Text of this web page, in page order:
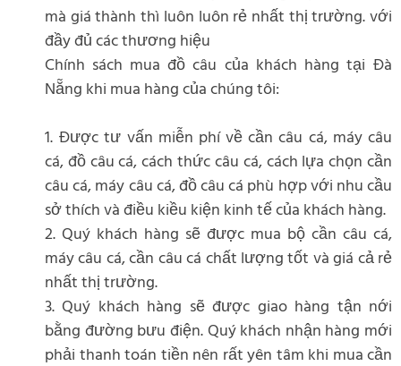
mà giá thành thì luôn luôn rẻ nhất thị trường. với
đầy đủ các thương hiệu
Chính sách mua đồ câu của khách hàng tại Đà
Nẵng khi mua hàng của chúng tôi:
1. Được tư vấn miễn phí về cần câu cá, máy câu
cá, đồ câu cá, cách thức câu cá, cách lựa chọn cần
câu cá, máy câu cá, đồ câu cá phù hợp với nhu cầu
sở thích và điều kiều kiện kinh tế của khách hàng.
2. Quý khách hàng sẽ được mua bộ cần câu cá,
máy câu cá, cần câu cá chất lượng tốt và giá cả rẻ
nhất thị trường.
3. Quý khách hàng sẽ được giao hàng tận nới
bằng đường bưu điện. Quý khách nhận hàng mới
phải thanh toán tiền nên rất yên tâm khi mua cần